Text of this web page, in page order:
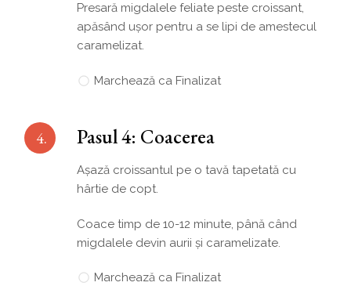
Presară migdalele feliate peste croissant,
apăsând ușor pentru a se lipi de amestecul
caramelizat.
Marchează ca Finalizat
4. Pasul 4: Coacerea
Așază croissantul pe o tavă tapetată cu
hârtie de copt.
Coace timp de 10-12 minute, până când
migdalele devin aurii și caramelizate.
Marchează ca Finalizat